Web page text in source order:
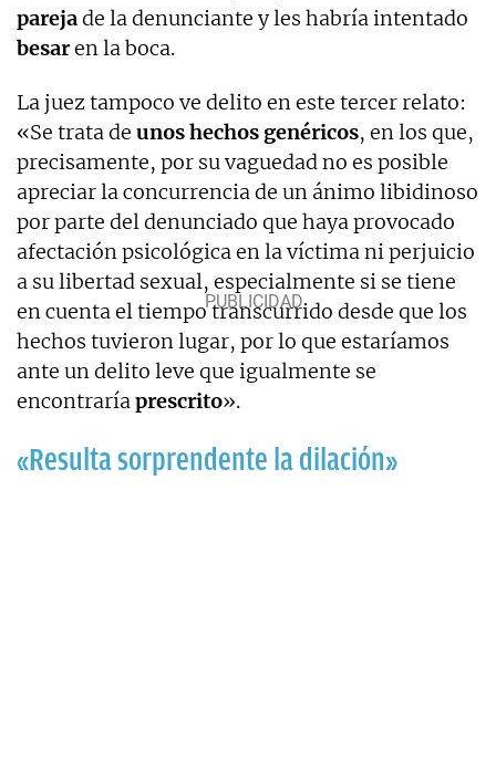
parejade la denunciante y les habría intentado
besaren la boca.
La juez tampoco ve delito en este tercer relato:
«Se trata de unos hechos genéricos, en los que,
precisamente, por su vaguedad no es posible
apreciar la concurrencia de un ánimo libidinoso
por parte del denunciado que haya provocado
afectación psicológica en la víctima ni perjuicio
a su libertad sexual, especialmente si se tiene
en cuenta el tiempo transcurrido desde que los
hechos tuvieron lugar, por lo que estaríamos
ante un delito leve que igualmente se
encontraríaprescrito».
«Resulta sorprendente la dilación»